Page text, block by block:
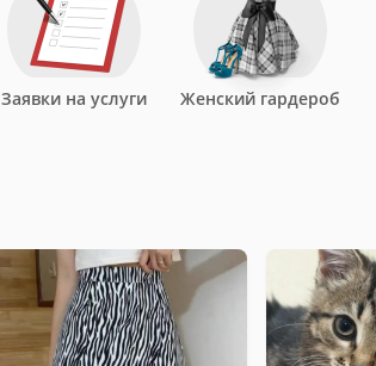
Заявки на услуги Женский гардероб